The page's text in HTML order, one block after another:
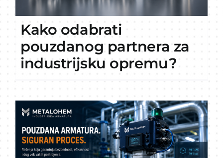
Kako odabrati
pouzdanog partnera za
industrijsku opremu?